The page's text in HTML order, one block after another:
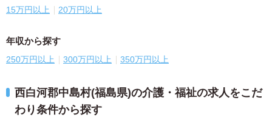
15万円以上 20万円以上
年収から探す
250万円以上 300万円以上 350万円以上
西白河郡中島村(福島県)の介護・福祉の求人をこだ
わり条件から探す